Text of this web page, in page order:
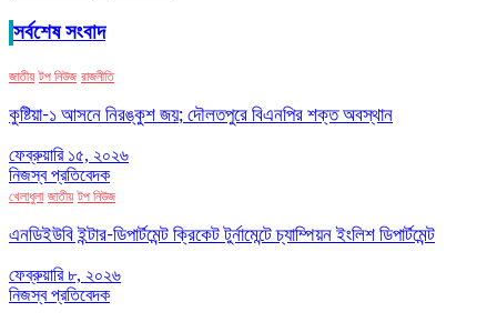
সর্বশেষ সংবাদ
জাতীয় টপ নিউজ রাজনীতি
কুষ্টিয়া-১ আসনে নিরঙ্কুশ জয়; দৌলতপুরে বিএনপির শক্ত অবস্থান
ফেব্রুয়ারি ১৫, ২০২৬
নিজস্ব প্রতিবেদক
খেলাধুলা জাতীয় টপ নিউজ
এনডিইউবি ইন্টার-ডিপার্টমেন্ট ক্রিকেট টুর্নামেন্টে চ্যাম্পিয়ন ইংলিশ ডিপার্টমেন্ট
ফেব্রুয়ারি ৮, ২০২৬
নিজস্ব প্রতিবেদক